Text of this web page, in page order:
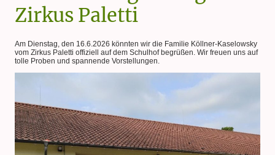
Zirkus Paletti
Am Dienstag, den 16.6.2026 könnten wir die Familie Köllner-Kaselowsky
vom Zirkus Paletti offiziell auf dem Schulhof begrüßen. Wir freuen uns auf
tolle Proben und spannende Vorstellungen.